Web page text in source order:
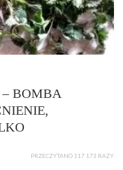
BOMBA
PRZECZYTANO 117 173 RAZY